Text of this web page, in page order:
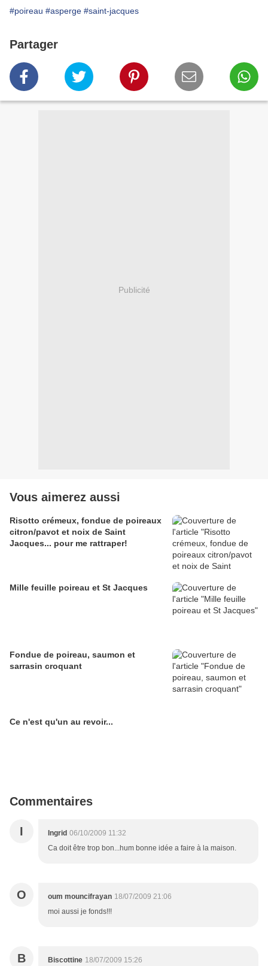
#poireau #asperge #saint-jacques
Partager
Publicité
Vous aimerez aussi
Risotto crémeux, fondue de poireaux
citron/pavot et noix de Saint
Jacques... pour me rattraper!
Mille feuille poireau et St Jacques
Fondue de poireau, saumon et
sarrasin croquant
Ce n'est qu'un au revoir...
Commentaires
I Ingrid 06/10/2009 11:32
Ca doit être trop bon...hum bonne idée a faire à la maison.
O oum mouncifrayan 18/07/2009 21:06
moi aussi je fonds!!!
B Biscottine 18/07/2009 15:26